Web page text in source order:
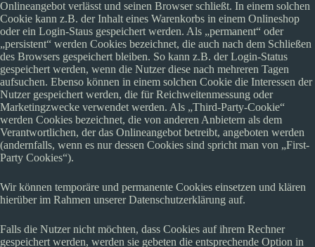
Onlineangebot verlässt und seinen Browser schließt. In einem solchen
Cookie kann z.B. der Inhalt eines Warenkorbs in einem Onlineshop
oder ein Login-Staus gespeichert werden. Als „permanent“ oder
„persistent“ werden Cookies bezeichnet, die auch nach dem Schließen
des Browsers gespeichert bleiben. So kann z.B. der Login-Status
gespeichert werden, wenn die Nutzer diese nach mehreren Tagen
aufsuchen. Ebenso können in einem solchen Cookie die Interessen der
Nutzer gespeichert werden, die für Reichweitenmessung oder
Marketingzwecke verwendet werden. Als „Third-Party-Cookie“
werden Cookies bezeichnet, die von anderen Anbietern als dem
Verantwortlichen, der das Onlineangebot betreibt, angeboten werden
(andernfalls, wenn es nur dessen Cookies sind spricht man von „First-
Party Cookies“).
Wir können temporäre und permanente Cookies einsetzen und klären
hierüber im Rahmen unserer Datenschutzerklärung auf.
Falls die Nutzer nicht möchten, dass Cookies auf ihrem Rechner
gespeichert werden, werden sie gebeten die entsprechende Option in